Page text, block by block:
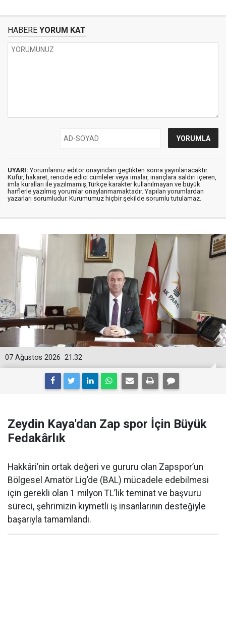
HABERE YORUM KAT
UYARI: Yorumlarınız editör onayından geçtikten sonra yayınlanacaktır.
Küfür, hakaret, rencide edici cümleler veya imalar, inançlara saldırı içeren,
imla kuralları ile yazılmamış,Türkçe karakter kullanılmayan ve büyük
harflerle yazılmış yorumlar onaylanmamaktadır. Yapılan yorumlardan
yazarları sorumludur. Kurumumuz hiçbir şekilde sorumlu tutulamaz.
21:32
07 Ağustos 2026
Zeydin Kaya'dan Zap spor İçin Büyük
Fedakârlık
Hakkâri’nin ortak değeri ve gururu olan Zapspor’un
Bölgesel Amatör Lig’de (BAL) mücadele edebilmesi
için gerekli olan 1 milyon TL’lik teminat ve başvuru
süreci, şehrimizin kıymetli iş insanlarının desteğiyle
başarıyla tamamlandı.